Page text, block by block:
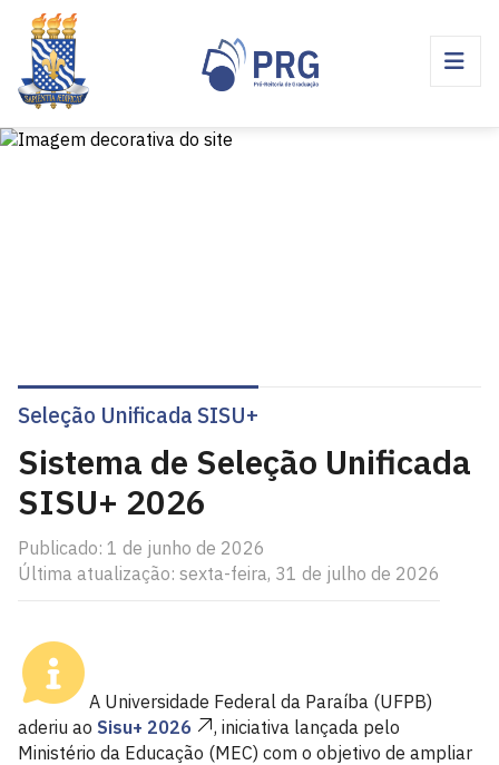
Seleção Unificada SISU+
Sistema de Seleção Unificada
SISU+ 2026
Publicado: 1 de junho de 2026
Última atualização: sexta-feira, 31 de julho de 2026
A Universidade Federal da Paraíba (UFPB)
aderiu ao Sisu+ 2026
, iniciativa lançada pelo
Ministério da Educação (MEC) com o objetivo de ampliar